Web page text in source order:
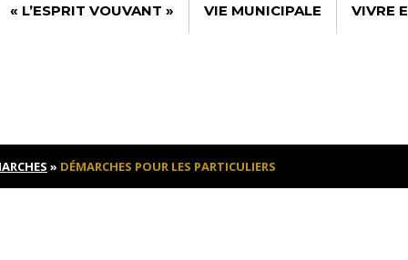
« L’ESPRIT VOUVANT » VIE MUNICIPALE VIVRE
» DÉMARCHES POUR LES PARTICULIERS